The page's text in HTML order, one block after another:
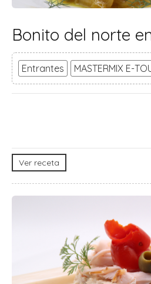
Bonito del norte
Entrantes MASTERMIX E-
Ver receta